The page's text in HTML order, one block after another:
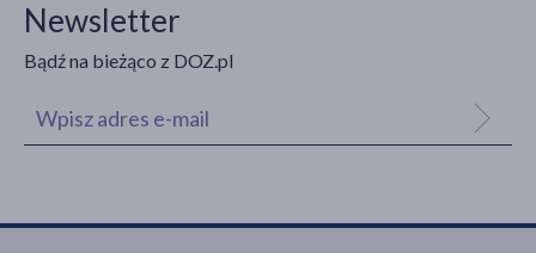
Newsletter
Bądź na bieżąco z DOZ.pl